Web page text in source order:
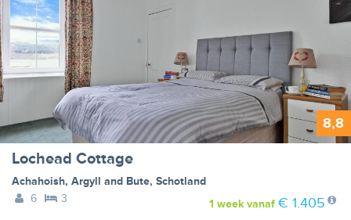
8,8
Lochead Cottage
Achahoish, Argyll and Bute, Schotland
6
3 1 weekvanaf € 1.405